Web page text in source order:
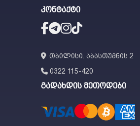
კონტაქტი
თბილისი. აბასთუმნის 2
0322 115-420
გადახდის მეთოდები